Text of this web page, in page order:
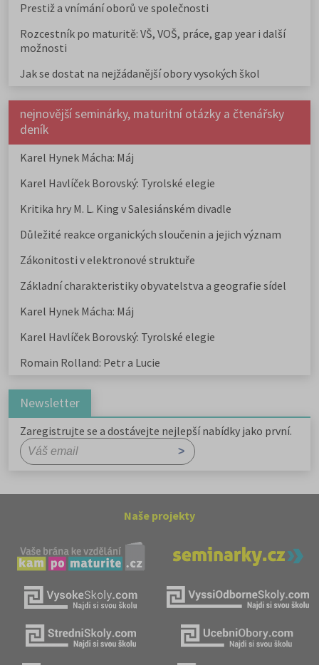
Prestiž a vnímání oborů ve společnosti
Rozcestník po maturitě: VŠ, VOŠ, práce, gap year i další
možnosti
Jak se dostat na nejžádanější obory vysokých škol
nejnovější seminárky, maturitní otázky a čtenářsky
deník
Karel Hynek Mácha: Máj
Karel Havlíček Borovský: Tyrolské elegie
Kritika hry M. L. King v Salesiánském divadle
Důležité reakce organických sloučenin a jejich význam
Zákonitosti v elektronové struktuře
Základní charakteristiky obyvatelstva a geografie sídel
Karel Hynek Mácha: Máj
Karel Havlíček Borovský: Tyrolské elegie
Romain Rolland: Petr a Lucie
Newsletter
Zaregistrujte se a dostávejte nejlepší nabídky jako první.
Naše projekty